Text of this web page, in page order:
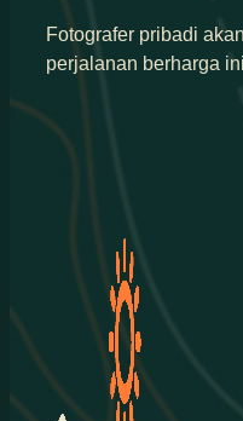
Fotografer pribadi
perjalanan berharga